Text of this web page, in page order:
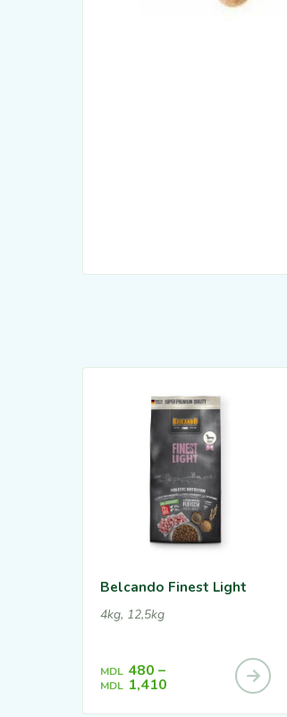
Belcando Finest Light
4kg, 12,5kg
MDL 480 –
MDL 1,410